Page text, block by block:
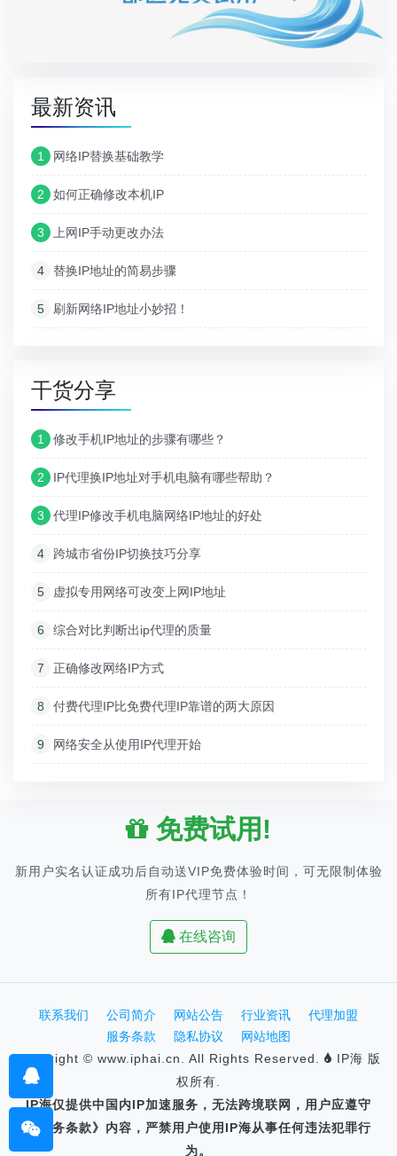
最新资讯
1 网络IP替换基础教学
2 如何正确修改本机IP
3 上网IP手动更改办法
4 替换IP地址的简易步骤
5 刷新网络IP地址小妙招！
干货分享
1 修改手机IP地址的步骤有哪些？
2 IP代理换IP地址对手机电脑有哪些帮助？
3 代理IP修改手机电脑网络IP地址的好处
4 跨城市省份IP切换技巧分享
5 虚拟专用网络可改变上网IP地址
6 综合对比判断出ip代理的质量
7 正确修改网络IP方式
8 付费代理IP比免费代理IP靠谱的两大原因
9 网络安全从使用IP代理开始
免费试用!
新用户实名认证成功后自动送VIP免费体验时间，可无限制体验
所有IP代理节点！
在线咨询
联系我们 公司简介 网站公告 行业资讯
代理加盟
服务条款
隐私协议
网站地图
Copyright © www.iphai.cn. All Rights Reserved.
IP海 版
权所有.
IP海仅提供中国内IP加速服务，无法跨境联网，用户应遵守
《服务条款》内容，严禁用户使用IP海从事任何违法犯罪行
为。